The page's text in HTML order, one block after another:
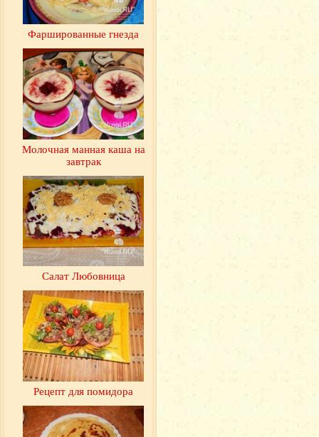
Фаршированные гнезда
Молочная манная каша на
завтрак
Салат Любовница
Рецепт для помидора